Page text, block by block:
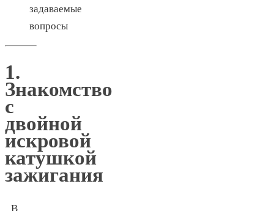
задаваемые
вопросы
1.
Знакомство
с
двойной
искровой
катушкой
зажигания
В